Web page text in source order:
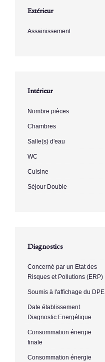
Extérieur
Assainissement
Intérieur
Nombre pièces
Chambres
Salle(s) d'eau
WC
Cuisine
Séjour Double
Diagnostics
Concerné par un Etat des
Risques et Pollutions (ERP)
Soumis à l'affichage du DPE
Date établissement
Diagnostic Energétique
Consommation énergie
finale
Consommation énergie